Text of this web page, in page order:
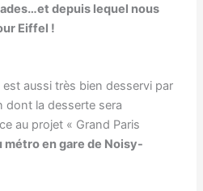
depuis lequel nous
Eiffel !
aussi très bien desservi par
dont la desserte sera
au projet « Grand Paris
métro en gare de Noisy-